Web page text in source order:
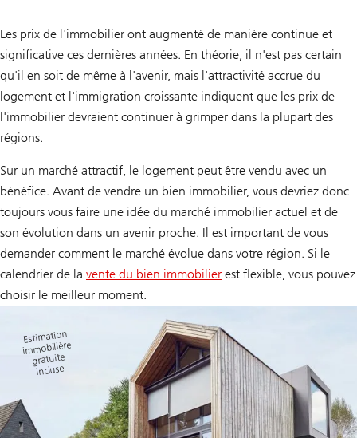
Les prix de l'immobilier ont augmenté de manière continue et
significative ces dernières années. En théorie, il n'est pas certain
qu'il en soit de même à l'avenir, mais l'attractivité accrue du
logement et l'immigration croissante indiquent que les prix de
l'immobilier devraient continuer à grimper dans la plupart des
régions.
Sur un marché attractif, le logement peut être vendu avec un
bénéfice. Avant de vendre un bien immobilier, vous devriez donc
toujours vous faire une idée du marché immobilier actuel et de
son évolution dans un avenir proche. Il est important de vous
demander comment le marché évolue dans votre région. Si le
calendrier de la vente du bien immobilier est flexible, vous pouvez
choisir le meilleur moment.
Estimation
immobilière
gratuite
incluse